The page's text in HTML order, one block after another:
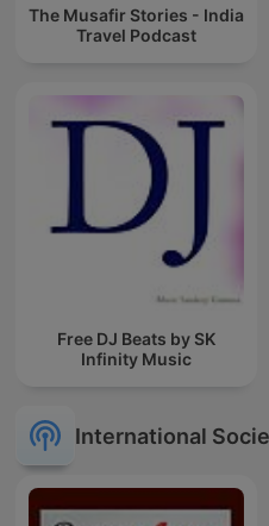
The Musafir Stories - India
Travel Podcast
Free DJ Beats by SK
Infinity Music
International